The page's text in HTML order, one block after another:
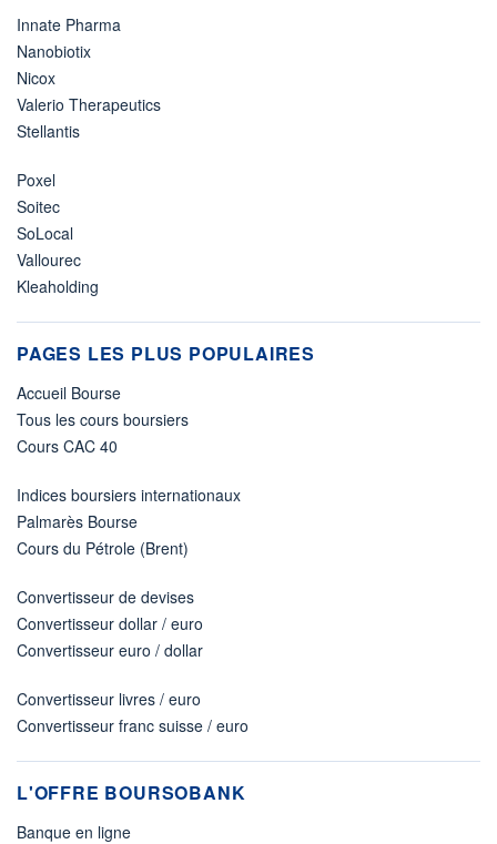
Innate Pharma
Nanobiotix
Nicox
Valerio Therapeutics
Stellantis
Poxel
Soitec
SoLocal
Vallourec
Kleaholding
PAGES LES PLUS POPULAIRES
Accueil Bourse
Tous les cours boursiers
Cours CAC 40
Indices boursiers internationaux
Palmarès Bourse
Cours du Pétrole (Brent)
Convertisseur de devises
Convertisseur dollar / euro
Convertisseur euro / dollar
Convertisseur livres / euro
Convertisseur franc suisse / euro
L'OFFRE BOURSOBANK
Banque en ligne